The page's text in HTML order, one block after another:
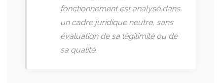
fonctionnement est analysé dans
un cadre juridique neutre, sans
évaluation de sa légitimité ou de
sa qualité.